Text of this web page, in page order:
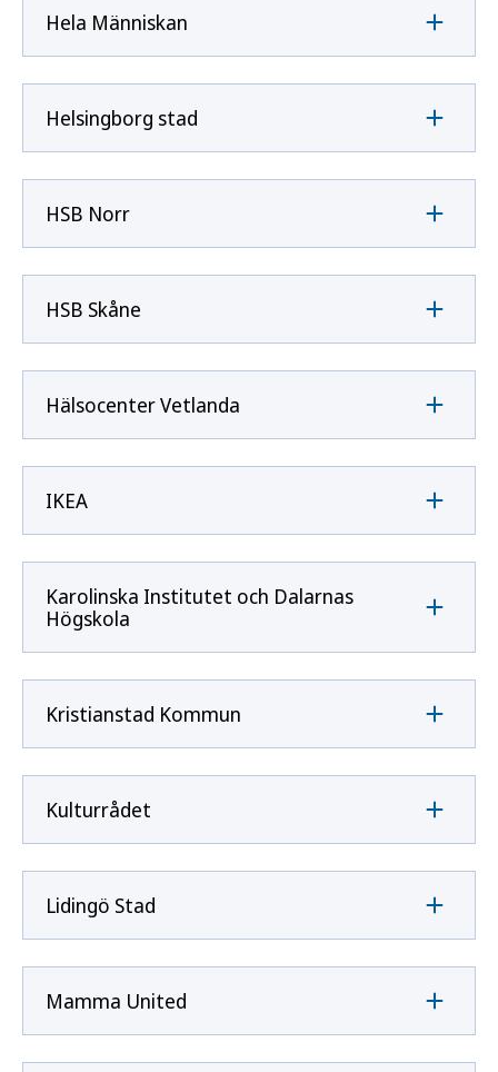
Hela Människan
Helsingborg stad
HSB Norr
HSB Skåne
Hälsocenter Vetlanda
IKEA
Karolinska Institutet och Dalarnas
Högskola
Kristianstad Kommun
Kulturrådet
Lidingö Stad
Mamma United